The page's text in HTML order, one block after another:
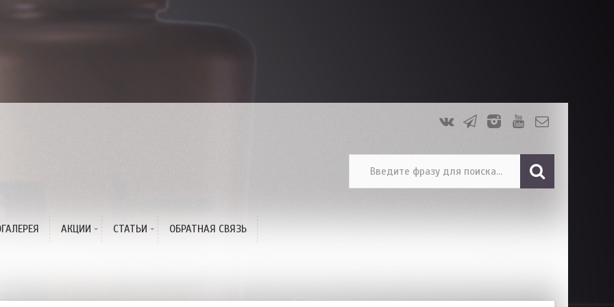
АКЦИИ
Жаркая Акция Лета!
СТАТЬИ
Окрашивание волос
ОБРАТНАЯ СВЯЗЬ